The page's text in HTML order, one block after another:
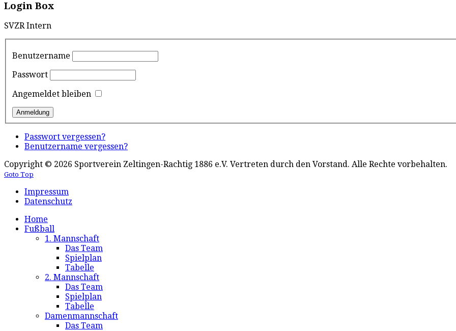
Login Box
SVZR Intern
Benutzername
Passwort
Angemeldet bleiben
Passwort vergessen?
Benutzername vergessen?
Copyright © 2026 Sportverein Zeltingen-Rachtig 1886 e.V. Vertreten durch den Vorstand. Alle Rechte vorbehalten.
Goto Top
Impressum
Datenschutz
Home
Fußball
1. Mannschaft
Das Team
Spielplan
Tabelle
2. Mannschaft
Das Team
Spielplan
Tabelle
Damenmannschaft
Das Team